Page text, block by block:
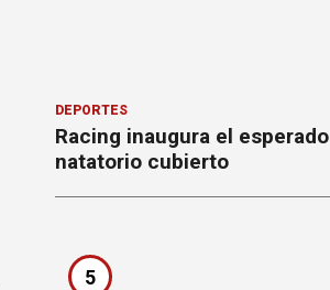
DEPORTES
Racing inaugura el esperado
natatorio cubierto
5